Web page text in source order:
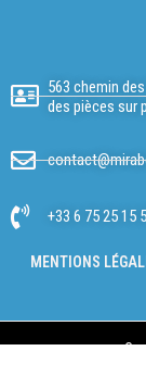
563 chemin
des pièces sur
+33 6 75 25 15
MENTIONS